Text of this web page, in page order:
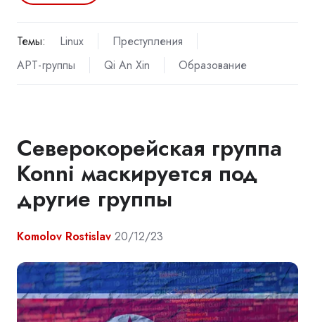
Темы: Linux
Преступления
APT-группы
Qi An Xin Образование
Северокорейская группа
Konni маскируется под
другие группы
Komolov Rostislav 20/12/23